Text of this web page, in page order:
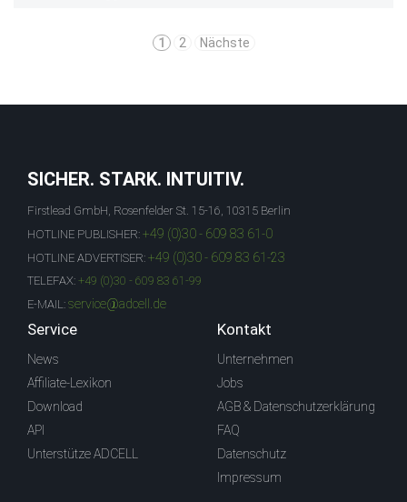
1 2 Nächste
SICHER. STARK. INTUITIV.
Firstlead GmbH, Rosenfelder St. 15-16, 10315 Berlin
HOTLINE PUBLISHER: +49 (0)30 - 609 83 61-0
HOTLINE ADVERTISER: +49 (0)30 - 609 83 61-23
TELEFAX: +49 (0)30 - 609 83 61-99
E-MAIL: service@adcell.de
Service
News
Affiliate-Lexikon
Download
API
Unterstütze ADCELL
Kontakt
Unternehmen
Jobs
AGB & Datenschutzerklärung
FAQ
Datenschutz
Impressum